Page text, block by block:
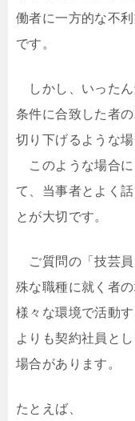
働者に一方的な不
です。
しかし、いったん
条件に合致した者
切り下げるような
このような場合に
て、当事者とよく
とが大切です。
ご質問の「技芸員
殊な職種に就く者
様々な環境で活動
よりも契約社員と
場合があります。
たとえば、